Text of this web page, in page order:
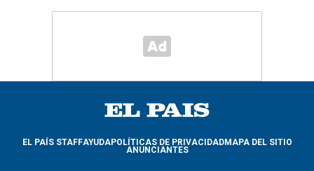
EL PAÍS STAFFAYUDAPOLÍTICAS DE PRIVACIDADMAPA DEL SITIO
ANUNCIANTES